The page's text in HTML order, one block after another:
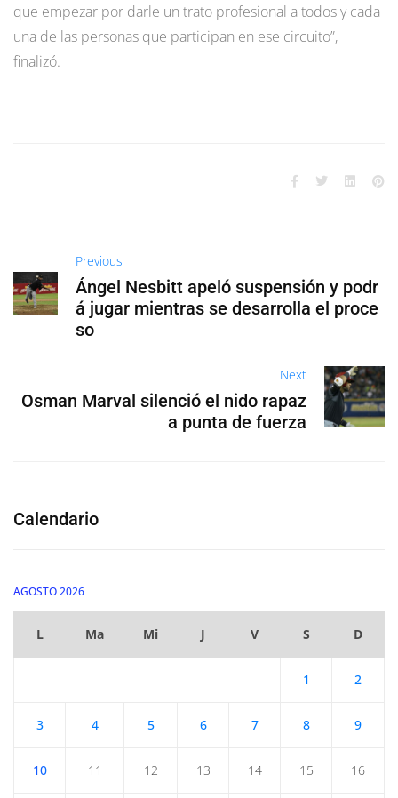
que empezar por darle un trato profesional a todos y cada
una de las personas que participan en ese circuito”,
finalizó.
Previous
Ángel Nesbitt apeló suspensión y podr
á jugar mientras se desarrolla el proce
so
Next
Osman Marval silenció el nido rapaz
a punta de fuerza
Calendario
AGOSTO 2026
L Ma Mi J V S D
1 2
3 4 5 6 7 8 9
10 11 12 13 14 15 16